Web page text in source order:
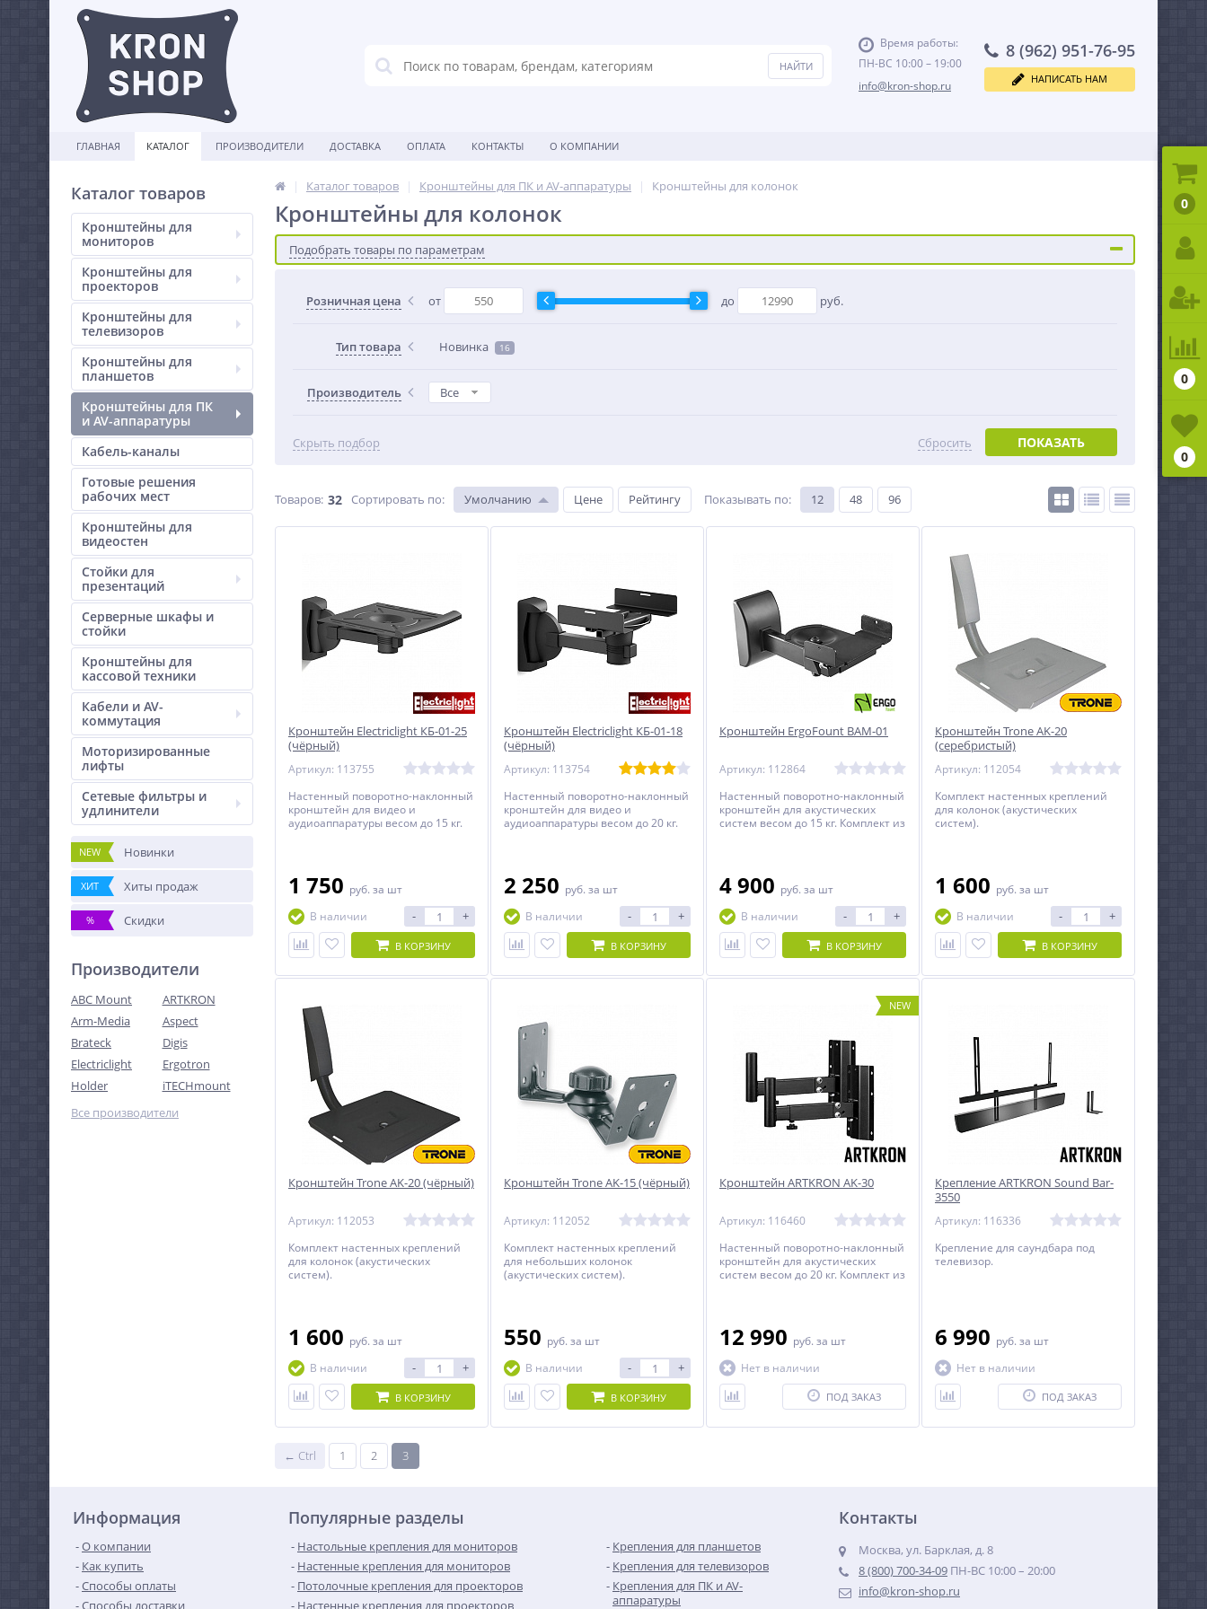
Время работы:
ПН-ВС 10:00 – 19:00
info@kron-shop.ru
8 (962) 951-76-95
НАПИСАТЬ НАМ
ГЛАВНАЯ КАТАЛОГ ПРОИЗВОДИТЕЛИ ДОСТАВКА ОПЛАТА КОНТАКТЫ О КОМПАНИИ
Каталог товаров
Кронштейны для
мониторов
Кронштейны для
проекторов
Кронштейны для
телевизоров
Кронштейны для
планшетов
Кронштейны для ПК
и AV-аппаратуры
Кабель-каналы
Готовые решения
рабочих мест
Кронштейны для
видеостен
Стойки для
презентаций
Серверные шкафы и
стойки
Кронштейны для
кассовой техники
Кабели и AV-
коммутация
Моторизированные
лифты
Сетевые фильтры и
удлинители
NEW Новинки
ХИТ Хиты продаж
% Скидки
Производители
ABC Mount
ARTKRON
Arm-Media
Aspect
Brateck
Digis
Electriclight
Ergotron
Holder
iTECHmount
Все производители
Каталог товаров Кронштейны для ПК и AV-аппаратуры Кронштейны для колонок
Кронштейны для колонок
Подобрать товары по параметрам
Розничная цена от до руб.
Тип товара Новинка 16
Производитель Все
Скрыть подбор ПОКАЗАТЬ
Сбросить
Товаров: 32 Сортировать по: Умолчанию Цене Рейтингу Показывать по: 12 48 96
Кронштейн Electriclight КБ-01-25
(чёрный)
Артикул: 113755
Настенный поворотно-наклонный
кронштейн для видео и
аудиоаппаратуры весом до 15 кг.
1 750 руб. за шт
В наличии
- +
В КОРЗИНУ
Кронштейн Electriclight КБ-01-18
(чёрный)
Артикул: 113754
Настенный поворотно-наклонный
кронштейн для видео и
аудиоаппаратуры весом до 20 кг.
2 250 руб. за шт
В наличии
- +
В КОРЗИНУ
Кронштейн ErgoFount BAM-01
Артикул: 112864
Настенный поворотно-наклонный
кронштейн для акустических
систем весом до 15 кг. Комплект из
4 900 руб. за шт
В наличии
- +
В КОРЗИНУ
Кронштейн Trone AK-20
(серебристый)
Артикул: 112054
Комплект настенных креплений
для колонок (акустических
систем).
1 600 руб. за шт
В наличии
- +
В КОРЗИНУ
Кронштейн Trone AK-20 (чёрный)
Артикул: 112053
Комплект настенных креплений
для колонок (акустических
систем).
1 600 руб. за шт
В наличии
- +
В КОРЗИНУ
Кронштейн Trone AK-15 (чёрный)
Артикул: 112052
Комплект настенных креплений
для небольших колонок
(акустических систем).
550 руб. за шт
В наличии
- +
В КОРЗИНУ
NEW
Кронштейн ARTKRON AK-30
Артикул: 116460
Настенный поворотно-наклонный
кронштейн для акустических
систем весом до 20 кг. Комплект из
12 990 руб. за шт
Нет в наличии
ПОД ЗАКАЗ
Крепление ARTKRON Sound Bar-
3550
Артикул: 116336
Крепление для саундбара под
телевизор.
6 990 руб. за шт
Нет в наличии
ПОД ЗАКАЗ
← Ctrl 1 2 3
Информация
О компании
Как купить
Способы оплаты
Способы доставки
Популярные разделы
Настольные крепления для мониторов
Настенные крепления для мониторов
Потолочные крепления для проекторов
Настенные крепления для проекторов
Крепления для планшетов
Крепления для телевизоров
Крепления для ПК и AV-
аппаратуры
Контакты
Москва, ул. Барклая, д. 8
8 (800) 700-34-09 ПН-ВС 10:00 – 20:00
info@kron-shop.ru
0
0
0